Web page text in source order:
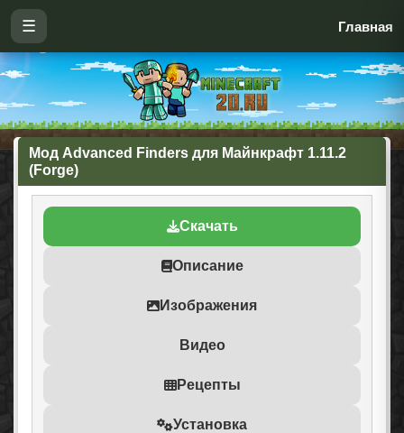
☰ Главная
Мод Advanced Finders для Майнкрафт 1.11.2
(Forge)
Скачать
Описание
Изображения
Видео
Рецепты
Установка